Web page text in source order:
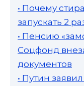
• Почему
запускать 2
• Пенсию
Соцфонд
документов
• Путин